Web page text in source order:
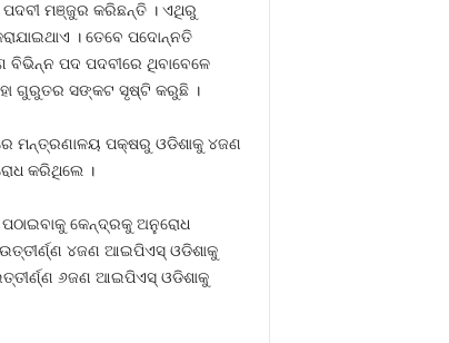
ପଦବୀ ମଞ୍ଜୁର କରିଛନ୍ତି । ଏଥିରୁ
। ତେବେ ପଦୋନ୍ନତି
ବିଭିନ୍ନ ପଦ ପଦବୀରେ ଥିବାବେଳେ
ଗୁରୁତର ସଙ୍କଟ ସୃଷ୍ଟି କରୁଛି ।
ମନ୍ତ୍ରଣାଳୟ ପକ୍ଷରୁ ଓଡିଶାକୁ ୪ଜଣ
କରିଥିଲେ ।
କେନ୍ଦ୍ରକୁ ଅନୁରୋଧ
ଉତ୍ତୀର୍ଣ୍ଣ ୪ଜଣ ଆଇପିଏସ୍‍ ଓଡିଶାକୁ
୬ଜଣ ଆଇପିଏସ୍‍ ଓଡିଶାକୁ